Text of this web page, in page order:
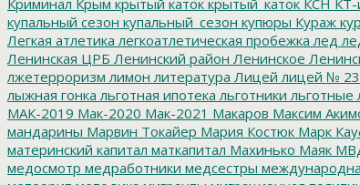
Криминал Крым крытый каток крытый_каток КСН КТ-
купальный сезон купальный_сезон купюры Кураж
Легкая атлетика легкоатлетическая пробежка лед
Ленинская ЦРБ Ленинский район Ленинское
лжетерроризм лимон литература Лицей лицей № 23
лыжная гонка льготная ипотека льготники льготные
МАК-2019 Мак-2020 Мак-2021 Макаров Максим
мандарины Марвин Токайер Мария Костюк Марк
материнский капитал маткапитал Махинько Маяк
медосмотр медработники медсестры